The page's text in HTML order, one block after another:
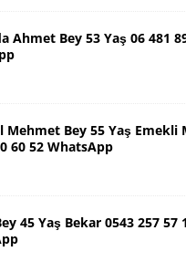
Ahmet Bey 53 Yaş 06 481
Mehmet Bey 55 Yaş Emekli
60 52 WhatsApp
45 Yaş Bekar 0543 257 57